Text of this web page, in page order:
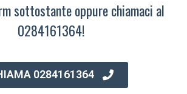
sottostante oppure chiamaci al
0284161364!
0284161364